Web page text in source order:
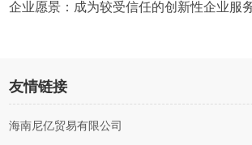
企业愿景：成为较受信任的创新性企业服
友情链接
海南尼亿贸易有限公司